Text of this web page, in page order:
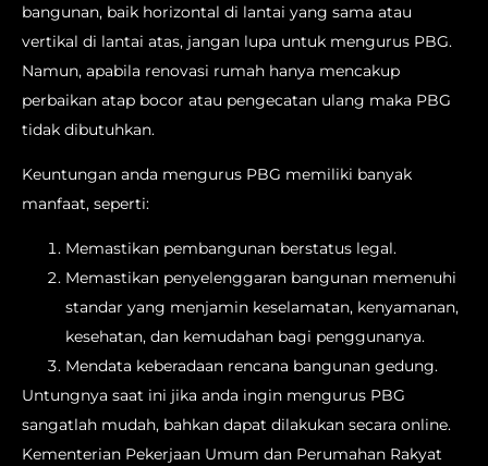
bangunan, baik horizontal di lantai yang sama atau
vertikal di lantai atas, jangan lupa untuk mengurus PBG.
Namun, apabila renovasi rumah hanya mencakup
perbaikan atap bocor atau pengecatan ulang maka PBG
tidak dibutuhkan.
Keuntungan anda mengurus PBG memiliki banyak
manfaat, seperti:
Memastikan pembangunan berstatus legal.
Memastikan penyelenggaran bangunan memenuhi
standar yang menjamin keselamatan, kenyamanan,
kesehatan, dan kemudahan bagi penggunanya.
Mendata keberadaan rencana bangunan gedung.
Untungnya saat ini jika anda ingin mengurus PBG
sangatlah mudah, bahkan dapat dilakukan secara online.
Kementerian Pekerjaan Umum dan Perumahan Rakyat